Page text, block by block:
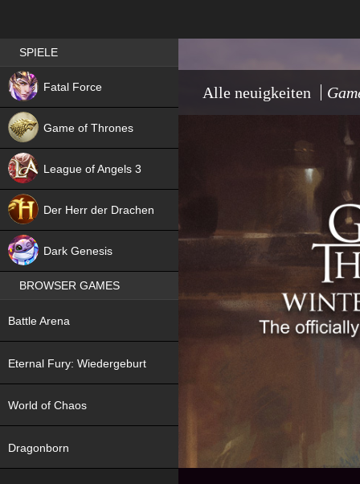
Alle neuigkeiten
Best RPG games in Germany
SPIELE
Fatal Force
NEW
Game of Thrones
League of Angels 3
Der Herr der Drachen
Dark Genesis
NEW
BROWSER GAMES
Battle Arena
Eternal Fury: Wiedergeburt
World of Chaos
Dragonborn